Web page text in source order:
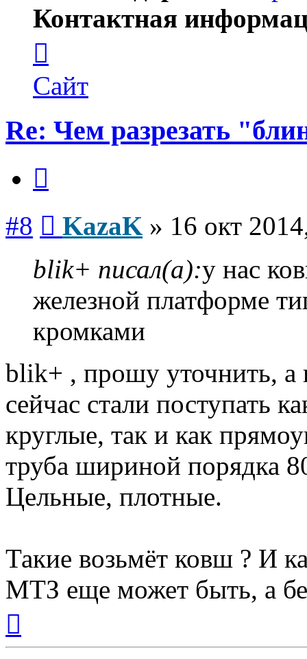
Контактная
пользователя
KazaK
Сайт
Re: Чем разрезать
#8 KazaK » 16 окт
blik+ писал(а):у нас
железной платформе
кромками
blik+ , прошу уточнить, а
сейчас стали поступать
круглые, так и как
труба шириной порядка
Цельные, плотные.
Такие возьмёт ковш ? И
МТЗ еще может быть, а
началу